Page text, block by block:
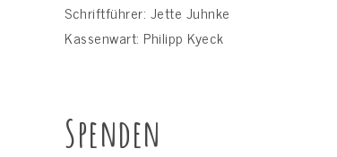
Schriftführer: Jette Juhnke
Kassenwart: Philipp Kyeck
Spenden